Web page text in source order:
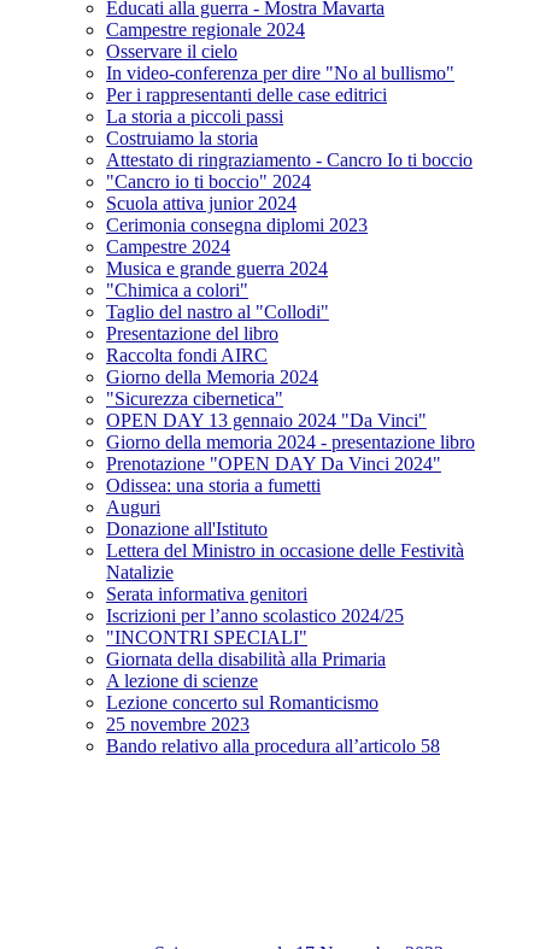
Educati alla guerra - Mostra Mavarta
Campestre regionale 2024
Osservare il cielo
In video-conferenza per dire "No al bullismo"
Per i rappresentanti delle case editrici
La storia a piccoli passi
Costruiamo la storia
Attestato di ringraziamento - Cancro Io ti boccio
"Cancro io ti boccio" 2024
Scuola attiva junior 2024
Cerimonia consegna diplomi 2023
Campestre 2024
Musica e grande guerra 2024
"Chimica a colori"
Taglio del nastro al "Collodi"
Presentazione del libro
Raccolta fondi AIRC
Giorno della Memoria 2024
"Sicurezza cibernetica"
OPEN DAY 13 gennaio 2024 "Da Vinci"
Giorno della memoria 2024 - presentazione libro
Prenotazione "OPEN DAY Da Vinci 2024"
Odissea: una storia a fumetti
Auguri
Donazione all'Istituto
Lettera del Ministro in occasione delle Festività
Natalizie
Serata informativa genitori
Iscrizioni per l’anno scolastico 2024/25
"INCONTRI SPECIALI"
Giornata della disabilità alla Primaria
A lezione di scienze
Lezione concerto sul Romanticismo
25 novembre 2023
Bando relativo alla procedura all’articolo 58